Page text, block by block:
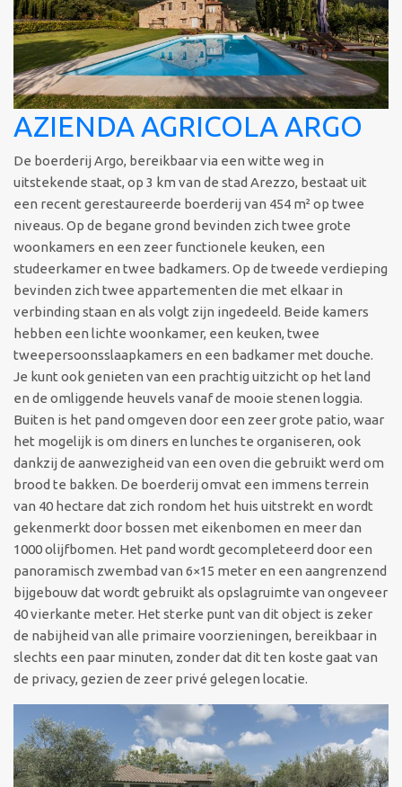
AZIENDA AGRICOLA ARGO
De boerderij Argo, bereikbaar via een witte weg in
uitstekende staat, op 3 km van de stad Arezzo, bestaat uit
een recent gerestaureerde boerderij van 454 m² op twee
niveaus. Op de begane grond bevinden zich twee grote
woonkamers en een zeer functionele keuken, een
studeerkamer en twee badkamers. Op de tweede verdieping
bevinden zich twee appartementen die met elkaar in
verbinding staan en als volgt zijn ingedeeld. Beide kamers
hebben een lichte woonkamer, een keuken, twee
tweepersoonsslaapkamers en een badkamer met douche.
Je kunt ook genieten van een prachtig uitzicht op het land
en de omliggende heuvels vanaf de mooie stenen loggia.
Buiten is het pand omgeven door een zeer grote patio, waar
het mogelijk is om diners en lunches te organiseren, ook
dankzij de aanwezigheid van een oven die gebruikt werd om
brood te bakken. De boerderij omvat een immens terrein
van 40 hectare dat zich rondom het huis uitstrekt en wordt
gekenmerkt door bossen met eikenbomen en meer dan
1000 olijfbomen. Het pand wordt gecompleteerd door een
panoramisch zwembad van 6×15 meter en een aangrenzend
bijgebouw dat wordt gebruikt als opslagruimte van ongeveer
40 vierkante meter. Het sterke punt van dit object is zeker
de nabijheid van alle primaire voorzieningen, bereikbaar in
slechts een paar minuten, zonder dat dit ten koste gaat van
de privacy, gezien de zeer privé gelegen locatie.